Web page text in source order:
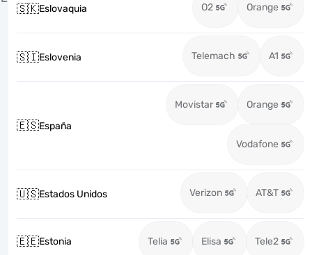
🇸🇰Eslovaquia O2 Orange
🇸🇮Eslovenia Telemach A1
🇪🇸España
Movistar Orange
Vodafone
🇺🇸Estados Unidos Verizon AT&T
🇪🇪Estonia Telia Elisa Tele2